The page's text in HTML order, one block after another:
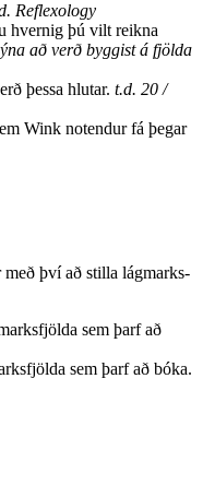
Reflexology
hvernig þú vilt reikna
að verð byggist á fjölda
þessa hlutar. t.d. 20 /
Wink notendur fá þegar
með því að stilla lágmarks-
sem þarf að
sem þarf að bóka.